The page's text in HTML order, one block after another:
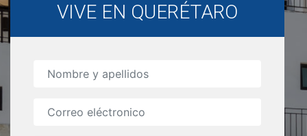
VIVE EN QUERÉTARO